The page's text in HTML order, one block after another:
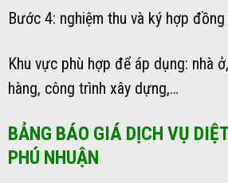
Bước 4: nghiệm thu và ký hợp
Khu vực phù hợp để áp dụng: nhà
hàng, công trình xây dựng,…
BẢNG BÁO GIÁ DỊCH VỤ
PHÚ NHUẬN